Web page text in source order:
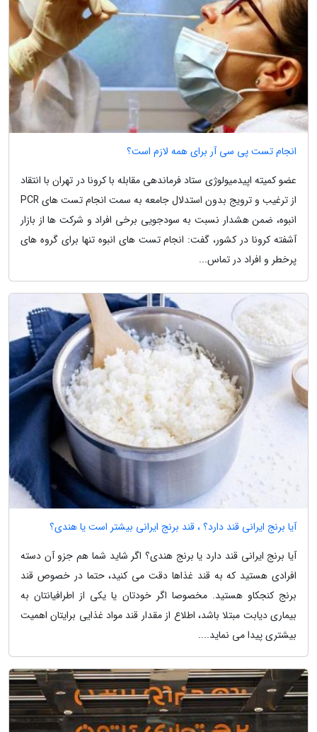
انجام تست پی سی آر برای همه لازم است؟
عضو کمیته اپیدمیولوژی ستاد فرماندهی مقابله با کرونا در تهران با انتقاد
از ترغیب و ترویج بدون استدلال جامعه به سمت انجام تست های PCR
انبوه، ضمن هشدار نسبت به سودجویی برخی افراد و شرکت ها از بازار
آشفته کرونا در کشور، گفت: انجام تست های انبوه تنها برای گروه های
پرخطر و افراد در تماس...
آیا برنج ایرانی قند دارد؟ ، قند برنج ایرانی بیشتر است یا هندی؟
آیا برنج ایرانی قند دارد یا برنج هندی؟ اگر شاید شما هم جزو آن دسته
افرادی هستید که به قند غذاها دقت می کنید، حتما در خصوص قند
برنج کنجکاو هستید. مخصوصا اگر خودتان یا یکی از اطرافیانتان به
بیماری دیابت مبتلا باشد، اطلاع از مقدار قند مواد غذایی برایتان اهمیت
بیشتری پیدا می نماید....